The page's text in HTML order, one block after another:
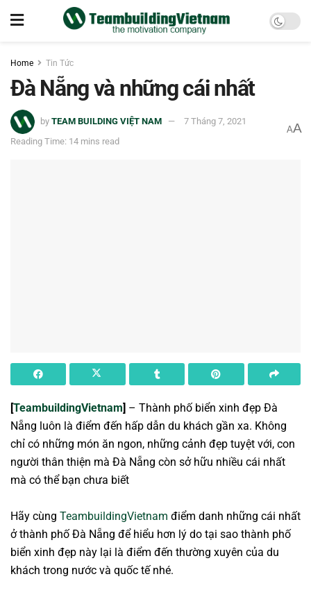
Home Tin Tức
Đà Nẵng và những cái nhất
by TEAM BUILDING VIỆT NAM
7 Tháng 7, 2021
Reading Time: 14 mins read
AA
[TeambuildingVietnam] – Thành phố biển xinh đẹp Đà
Nẵng luôn là điểm đến hấp dẫn du khách gần xa. Không
chỉ có những món ăn ngon, những cảnh đẹp tuyệt với, con
người thân thiện mà Đà Nẵng còn sở hữu nhiều cái nhất
mà có thể bạn chưa biết
Hãy cùng TeambuildingVietnam điểm danh những cái nhất
ở thành phố Đà Nẵng để hiểu hơn lý do tại sao thành phố
biển xinh đẹp này lại là điểm đến thường xuyên của du
khách trong nước và quốc tế nhé.